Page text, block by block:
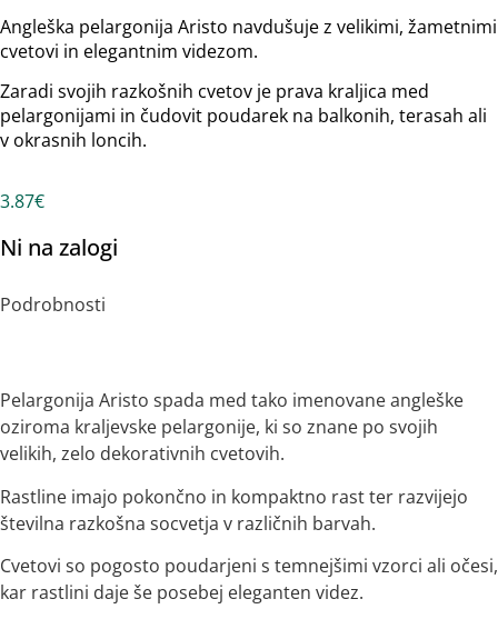
Angleška pelargonija Aristo navdušuje z velikimi, žametnimi
cvetovi in elegantnim videzom.
Zaradi svojih razkošnih cvetov je prava kraljica med
pelargonijami in čudovit poudarek na balkonih, terasah ali
v okrasnih loncih.
3.87€
Ni na zalogi
Podrobnosti
Pelargonija Aristo spada med tako imenovane angleške
oziroma kraljevske pelargonije, ki so znane po svojih
velikih, zelo dekorativnih cvetovih.
Rastline imajo pokončno in kompaktno rast ter razvijejo
številna razkošna socvetja v različnih barvah.
Cvetovi so pogosto poudarjeni s temnejšimi vzorci ali očesi,
kar rastlini daje še posebej eleganten videz.